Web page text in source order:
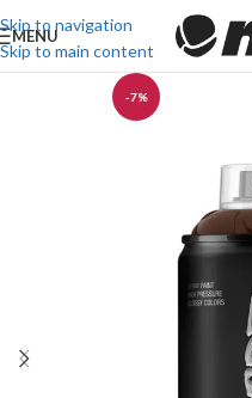
Skip to navigation
Skip to main content
MENU
-7%